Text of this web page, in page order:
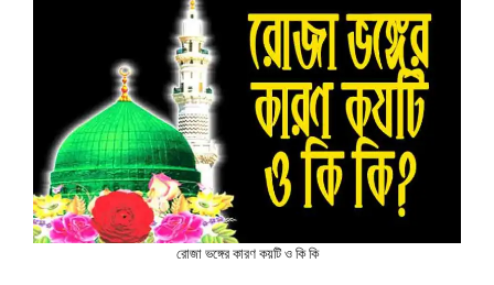
রোজা ভঙ্গের কারণ কয়টি ও কি কি